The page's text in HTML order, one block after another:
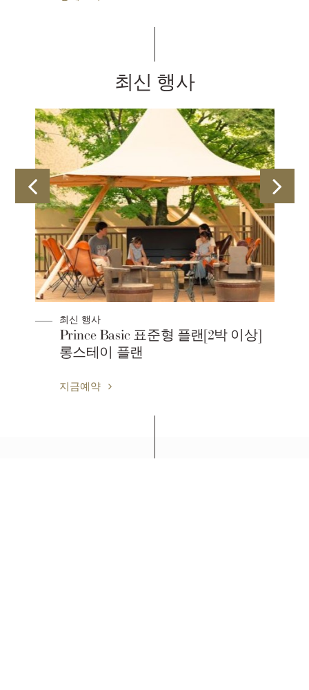
최신 행사
최신 행사
Prince Basic 표준형 플랜[2박 이상]
롱스테이 플랜
지금예약